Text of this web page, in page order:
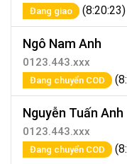
Đang giao (8:20:23)
Ngô Nam Anh
0123.443.xxx
Đang chuyển COD
Nguyễn Tuấn Anh
0123.443.xxx
Đang chuyển COD